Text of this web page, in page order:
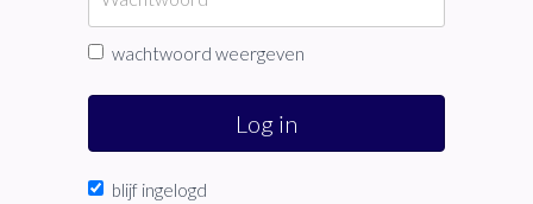
wachtwoord weergeven
Log in
blijf ingelogd